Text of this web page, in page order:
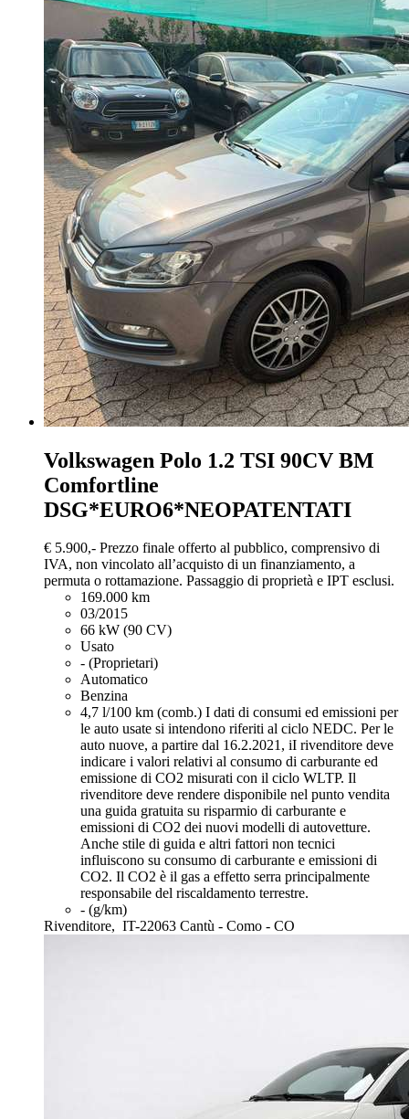
Volkswagen Polo 1.2 TSI 90CV BM
Comfortline
DSG*EURO6*NEOPATENTATI
€ 5.900,- Prezzo finale offerto al pubblico, comprensivo di
IVA, non vincolato all’acquisto di un finanziamento, a
permuta o rottamazione. Passaggio di proprietà e IPT esclusi.
169.000 km
03/2015
66 kW (90 CV)
Usato
- (Proprietari)
Automatico
Benzina
4,7 l/100 km (comb.) I dati di consumi ed emissioni per
le auto usate si intendono riferiti al ciclo NEDC. Per le
auto nuove, a partire dal 16.2.2021, iI rivenditore deve
indicare i valori relativi al consumo di carburante ed
emissione di CO2 misurati con il ciclo WLTP. Il
rivenditore deve rendere disponibile nel punto vendita
una guida gratuita su risparmio di carburante e
emissioni di CO2 dei nuovi modelli di autovetture.
Anche stile di guida e altri fattori non tecnici
influiscono su consumo di carburante e emissioni di
CO2. Il CO2 è il gas a effetto serra principalmente
responsabile del riscaldamento terrestre.
- (g/km)
Rivenditore, IT-22063 Cantù - Como - CO